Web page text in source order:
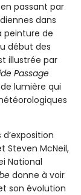
passant par
dans
peinture de
début des
illustrée par
Passage
lumière qui
Steven McNeil,
National
donne à voir
son évolution